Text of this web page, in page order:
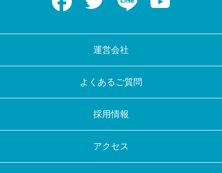
運営会社
よくあるご質問
採用情報
アクセス